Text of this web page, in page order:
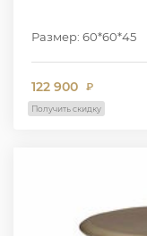
Размер: 60*60*45
122 900 ₽
Получить скидку